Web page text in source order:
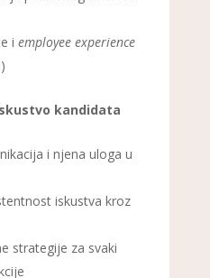
i employee experience
kandidata
i njena uloga u
iskustva kroz
strategije za svaki